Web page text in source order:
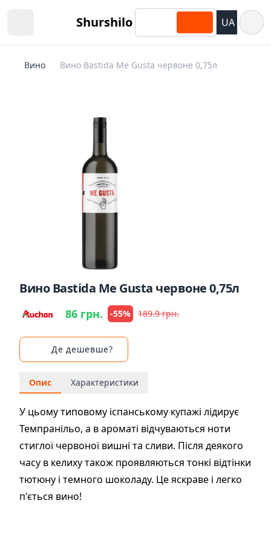
Shurshilo UA
Вино Вино Bastida Me Gusta червоне 0,75л
Вино Bastida Me Gusta червоне 0,75л
86 грн. -55% 189.9 грн.
Де дешевше?
Опис Характеристики
У цьому типовому іспанському купажі лідирує
Темпранільо, а в ароматі відчуваються ноти
стиглої червоної вишні та сливи. Після деякого
часу в келиху також проявляються тонкі відтінки
тютюну і темного шоколаду. Це яскраве і легко
п'ється вино!